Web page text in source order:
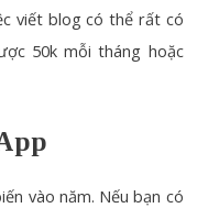
viết blog có thể rất có
50k mỗi tháng hoặc
vào năm. Nếu bạn có